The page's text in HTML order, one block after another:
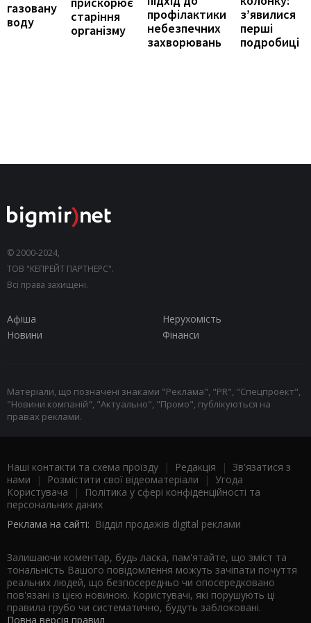
газовану
воду
старіння
організму
профілактики
небезпечних
захворювань
з’явилися
перші
подробиці
© 2000-2024,
ТОВ "КЕПРЕЙТ ПАРТНЕРС".
Всі права захищені.
Афіша
Нерухомість
Новини
Фінанси
Матеріали, що позначені знаками "Реклама", "PR", "Спецпроект",
"Новини компаній", "Актуально", "Промо", публікуються на
правах реклами.
Наші контакти та схема проїзду | Редакція | Зв'язатися з
нами | Розмістити свої відеоматеріали | Угода
Користувача |
Політика у сфері конфіденційності та
персональних даних
Реклама на сайті: Відділ продажів digital реклами
Залишаючи коментар, будь ласка, пам'ятайте, що зміст та
тональність Вашого повідомлення можуть зачіпати почуття
реальних людей, що безпосередньо чи опосередковано
пов'язані із цією новиною. Користувачі, які порушують ці
правила грубо чи систематично, будуть заблоковані.
Повна версія правил